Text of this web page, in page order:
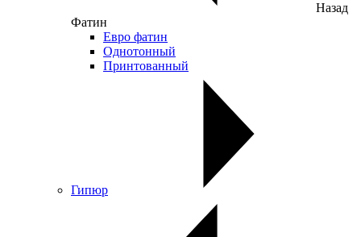
Назад
Фатин
Евро фатин
Однотонный
Принтованный
Гипюр